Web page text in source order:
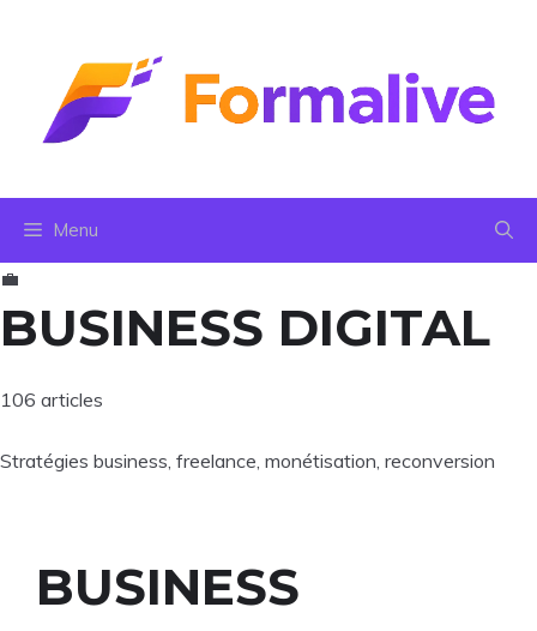
Menu
💼
BUSINESS DIGITAL
106 articles
Stratégies business, freelance, monétisation, reconversion
BUSINESS